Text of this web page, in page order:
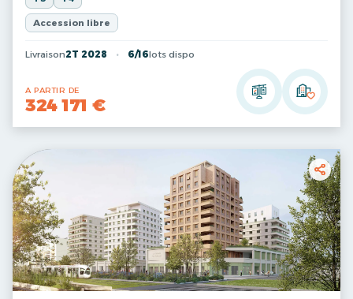
Accession libre
Livraison2T 2028 6/16lots dispo
A PARTIR DE
324 171 €